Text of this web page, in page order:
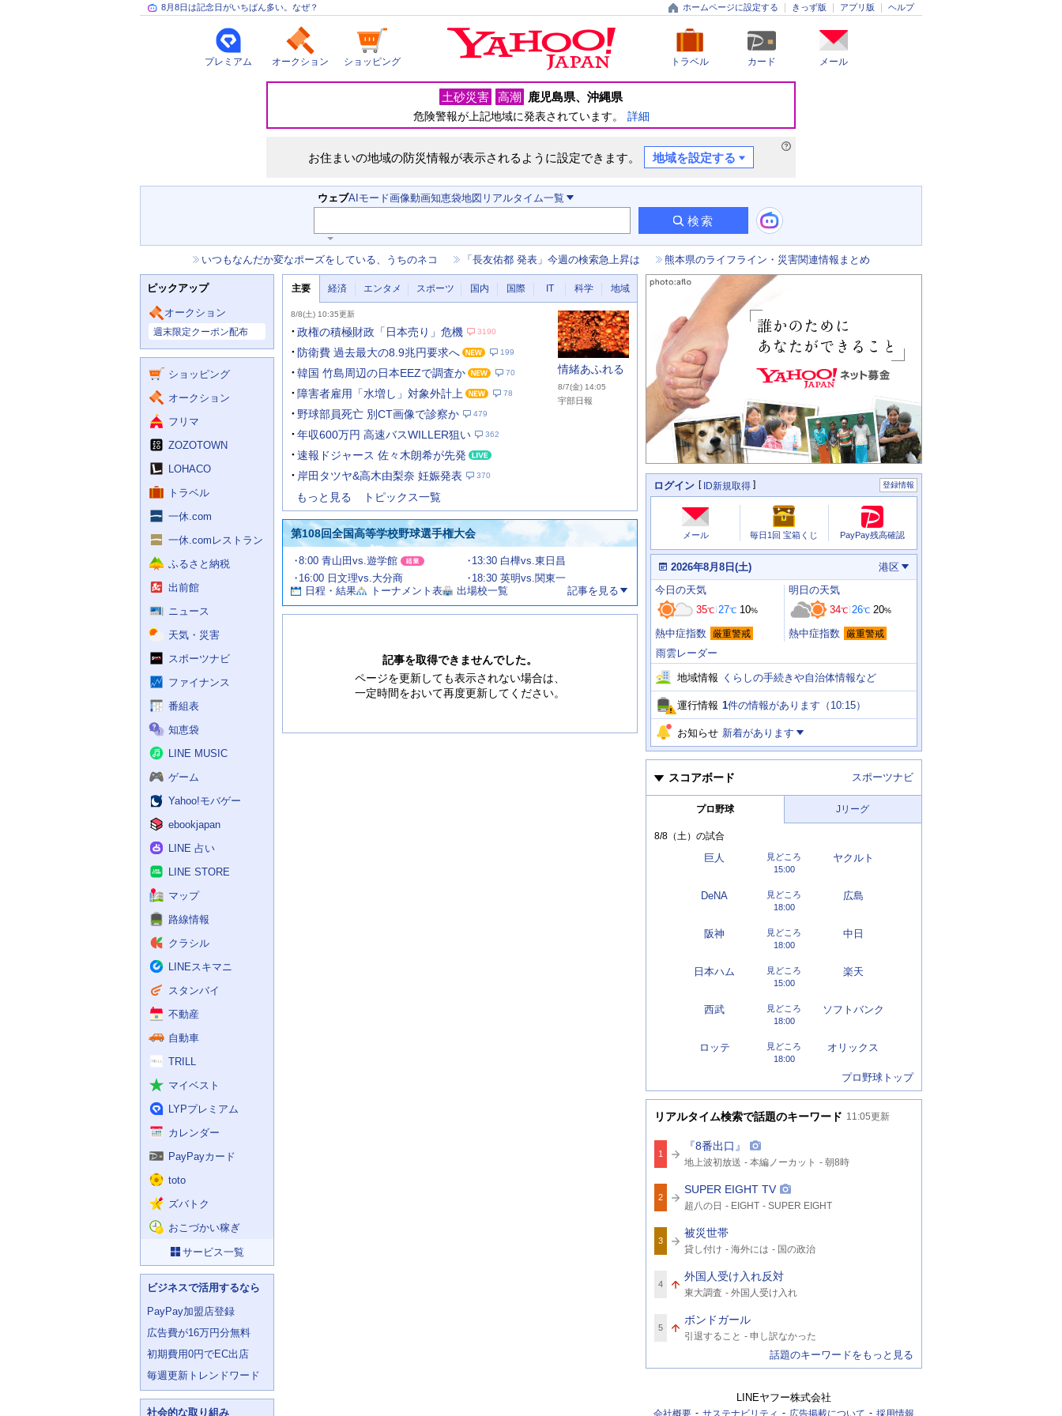
8月8日は記念日がいちばん多い。なぜ？ ホームページに設定する きっず版 アプリ版 ヘルプ
トラベル カード メール
プレミアム オークション ショッピング
災
土砂災害 高潮 鹿児島県 沖縄県
危険警報が上記地域に発表されています。 詳細
お住まいの地域の防災情報が表示されるように設定できます。 地域を設定する
検
索
ウェブAIモード画像動画知恵袋地図 リアルタイム一覧
検索
ワ
ー
力
補
助
を
開
く
ら
せ
いつもなんだか変なポーズをしている、うちのネコ 「長友佑都 発表」今週の検索急上昇は 熊本県のライフライン・災害関連情報まとめ
ピックアップ
オークション
週末限定クーポン配布
サ
ビ
ショッピング
オークション
フリマ
ZOZOTOWN
LOHACO
トラベル
一休.com
一休.comレストラン
ふるさと納税
出前館
ニュース
天気・災害
スポーツナビ
ファイナンス
番組表
知恵袋
LINE MUSIC
ゲーム
Yahoo!モバゲー
ebookjapan
LINE 占い
LINE STORE
マップ
路線情報
クラシル
LINEスキマニ
スタンバイ
不動産
自動車
TRILL
マイベスト
LYPプレミアム
カレンダー
PayPayカード
toto
ズバトク
おこづかい稼ぎ
サービス一覧
ビジネスで活用するなら
PayPay加盟店登録
広告費が16万円分無料
初期費用0円でEC出店
毎週更新トレンドワード
社会的な取り組み
ュ
ス
主要 経済 エンタメ スポーツ 国内 国際 IT 科学 地域
要
ニ
ー
8/8(土) 10:35更新
政権の積極財政「日本売り」危機 3190
防衛費 過去最大の8.9兆円要求へ 199
韓国 竹島周辺の日本EEZで調査か 70
障害者雇用「水増し」対象外計上 78
野球部員死亡 別CT画像で診察か 479
年収600万円 高速バスWILLER狙い 362
速報ドジャース 佐々木朗希が先発
岸田タツヤ&高木由梨奈 妊娠発表
370
情緒あふれる
8/7(金) 14:05
宇部日報
もっと見る トピックス一覧
第108回全国高等学校野球選手権大会
試
合
情
報
8:00 青山田vs.遊学館
13:30 白樺vs.東日昌
16:00 日文理vs.大分商
18:30 英明vs.関東一
日程・結果
トーナメント表 出場校一覧 記事を見る
お
す
記事を取得できませんでした。
ページを更新しても表示されない場合は、
一定時間をおいて再度更新してください。
個
人
情
報
ログイン ID新規取得 登録情報
あ
た
の
ス
ス
メール 毎日1回 宝箱くじ PayPay残高確認
本
日
の
天
気
、
運
情
報
2026年8月8日(土) 港区
今
日
明
日
の
天
気
今日 の天気
35℃ 27℃ 10%
熱中症指数 厳重警戒
明日 の天気
34℃ 26℃ 20%
熱中症指数 厳重警戒
雨雲レーダー
地域情報 くらしの手続きや自治体情報など
運行情報 1件の情報があります（ 10:15）
お知らせ 新着があります
スコアボード スポーツナビ
プロ野球 Jリーグ
8/8（土） の試合
巨人 ヤクルト
15:00
見どころ
DeNA 広島
18:00
見どころ
阪神 中日
18:00
見どころ
日本ハム 楽天
15:00
見どころ
西武 ソフトバンク
18:00
見どころ
ロッテ オリックス
18:00
見どころ
プロ野球トップ
リアルタイム検索で話題のキーワード 11:05更新
1
『8番出口』
関
連
ー
ド
地上波初放送 本編ノーカット 朝8時
2
SUPER EIGHT TV
関
連
ー
ド
超八の日 EIGHT SUPER EIGHT
3
被災世帯
関
連
ー
ド
貸し付け 海外には 国の政治
4
外国人受け入れ反対
関
連
ー
ド
東大調査 外国人受け入れ
5
ボンドガール
関
連
引退すること 申し訳なかった
話題のキーワードをもっと見る
LINEヤフー株式会社
会社概要 サステナビリティ 広告掲載について 採用情報